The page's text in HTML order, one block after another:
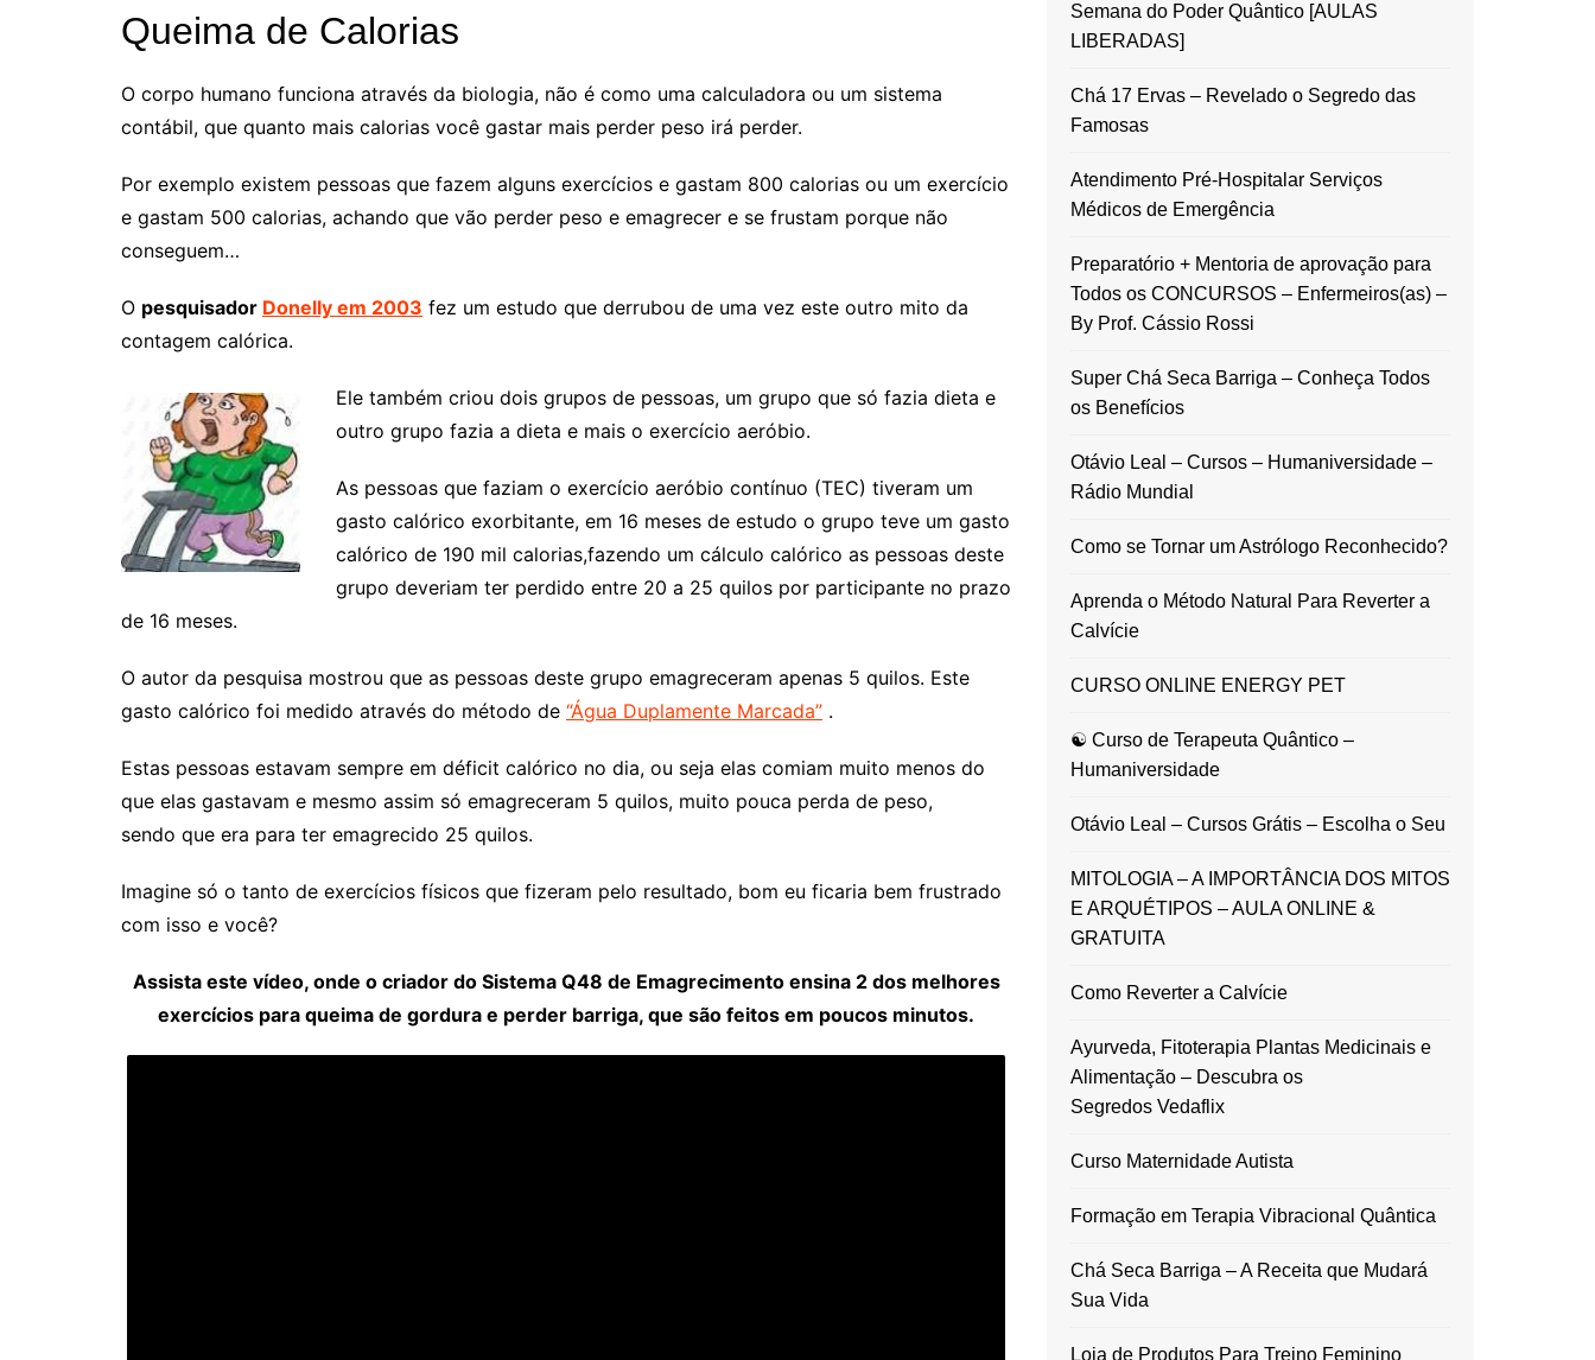
Queima de Calorias
O corpo humano funciona através da biologia, não é como uma calculadora ou um sistema
contábil, que quanto mais calorias você gastar mais perder peso irá perder.
Por exemplo existem pessoas que fazem alguns exercícios e gastam 800 calorias ou um exercício
e gastam 500 calorias, achando que vão perder peso e emagrecer e se frustam porque não
conseguem…
O pesquisador Donelly em 2003 fez um estudo que derrubou de uma vez este outro mito da
contagem calórica.
Ele também criou dois grupos de pessoas, um grupo que só fazia dieta e
outro grupo fazia a dieta e mais o exercício aeróbio.
As pessoas que faziam o exercício aeróbio contínuo (TEC) tiveram um
gasto calórico exorbitante, em 16 meses de estudo o grupo teve um gasto
calórico de 190 mil calorias,fazendo um cálculo calórico as pessoas deste
grupo deveriam ter perdido entre 20 a 25 quilos por participante no prazo
de 16 meses.
O autor da pesquisa mostrou que as pessoas deste grupo emagreceram apenas 5 quilos. Este
gasto calórico foi medido através do método de “Água Duplamente Marcada” .
Estas pessoas estavam sempre em déficit calórico no dia, ou seja elas comiam muito menos do
que elas gastavam e mesmo assim só emagreceram 5 quilos, muito pouca perda de peso,
sendo que era para ter emagrecido 25 quilos.
Imagine só o tanto de exercícios físicos que fizeram pelo resultado, bom eu ficaria bem frustrado
com isso e você?
Assista este vídeo, onde o criador do Sistema Q48 de Emagrecimento ensina 2 dos melhores
exercícios para queima de gordura e perder barriga, que são feitos em poucos minutos.
Semana do Poder Quântico [AULAS
LIBERADAS]
Chá 17 Ervas – Revelado o Segredo das
Famosas
Atendimento Pré-Hospitalar Serviços
Médicos de Emergência
Preparatório + Mentoria de aprovação para
Todos os CONCURSOS – Enfermeiros(as) –
By Prof. Cássio Rossi
Super Chá Seca Barriga – Conheça Todos
os Benefícios
Otávio Leal – Cursos – Humaniversidade –
Rádio Mundial
Como se Tornar um Astrólogo Reconhecido?
Aprenda o Método Natural Para Reverter a
Calvície
CURSO ONLINE ENERGY PET
☯ Curso de Terapeuta Quântico –
Humaniversidade
Otávio Leal – Cursos Grátis – Escolha o Seu
MITOLOGIA – A IMPORTÂNCIA DOS MITOS
E ARQUÉTIPOS – AULA ONLINE &
GRATUITA
Como Reverter a Calvície
Ayurveda, Fitoterapia Plantas Medicinais e
Alimentação – Descubra os
Segredos Vedaflix
Curso Maternidade Autista
Formação em Terapia Vibracional Quântica
Chá Seca Barriga – A Receita que Mudará
Sua Vida
Loja de Produtos Para Treino Feminino